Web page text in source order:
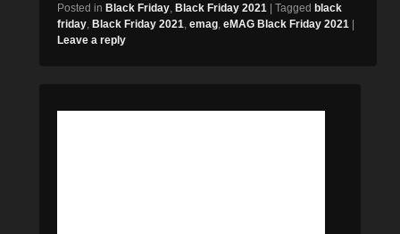
Posted in Black Friday Black Friday 2021 | Tagged black
friday Black Friday 2021 emag eMAG Black Friday 2021 |
Leave a reply